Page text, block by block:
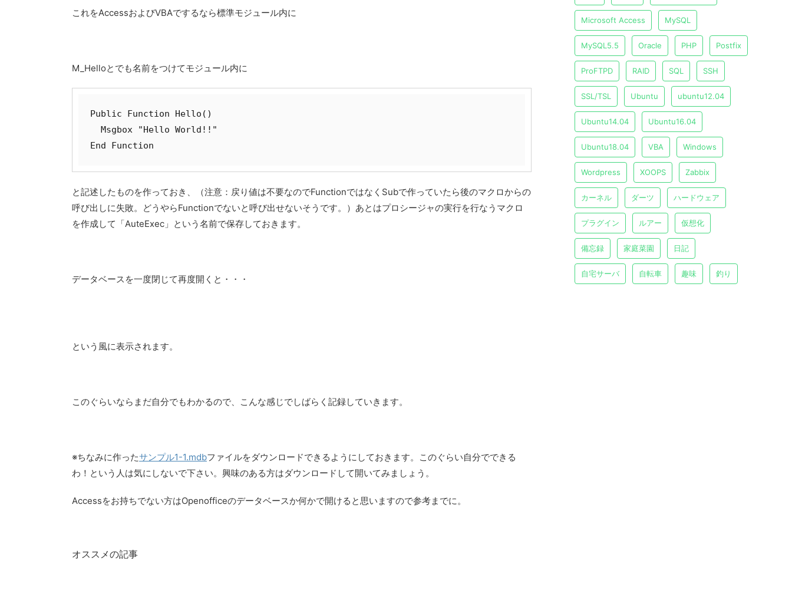
これをAccessおよびVBAでするなら標準モジュール内に
M_Helloとでも名前をつけてモジュール内に
Public Function Hello()
  Msgbox "Hello World!!"
End Function
と記述したものを作っておき、（注意：戻り値は不要なのでFunctionではなくSubで作っていたら後のマクロからの
呼び出しに失敗。どうやらFunctionでないと呼び出せないそうです。）あとはプロシージャの実行を行なうマクロ
を作成して「AuteExec」という名前で保存しておきます。
データベースを一度閉じて再度開くと・・・
という風に表示されます。
このぐらいならまだ自分でもわかるので、こんな感じでしばらく記録していきます。
※ちなみに作ったサンプル1-1.mdbファイルをダウンロードできるようにしておきます。このぐらい自分でできる
わ！という人は気にしないで下さい。興味のある方はダウンロードして開いてみましょう。
Accessをお持ちでない方はOpenofficeのデータベースか何かで開けると思いますので参考までに。
オススメの記事
Microsoft Access MySQL
MySQL5.5 Oracle PHP Postfix
ProFTPD RAID SQL SSH
SSL/TSL Ubuntu ubuntu12.04
Ubuntu14.04 Ubuntu16.04
Ubuntu18.04 VBA Windows
Wordpress XOOPS Zabbix
カーネル ダーツ ハードウェア
プラグイン ルアー 仮想化
備忘録 家庭菜園 日記
自宅サーバ 自転車 趣味 釣り